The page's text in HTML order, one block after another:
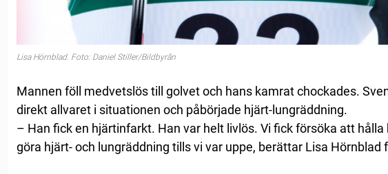
Lisa Hörnblad. Foto: Daniel Stiller/Bildbyrån
Mannen föll medvetslös till golvet och hans kamrat chockades.
direkt allvaret i situationen och påbörjade hjärt-lungräddning.
– Han fick en hjärtinfarkt. Han var helt livlös. Vi fick försöka att hålla
göra hjärt- och lungräddning tills vi var uppe, berättar Lisa Hörnblad